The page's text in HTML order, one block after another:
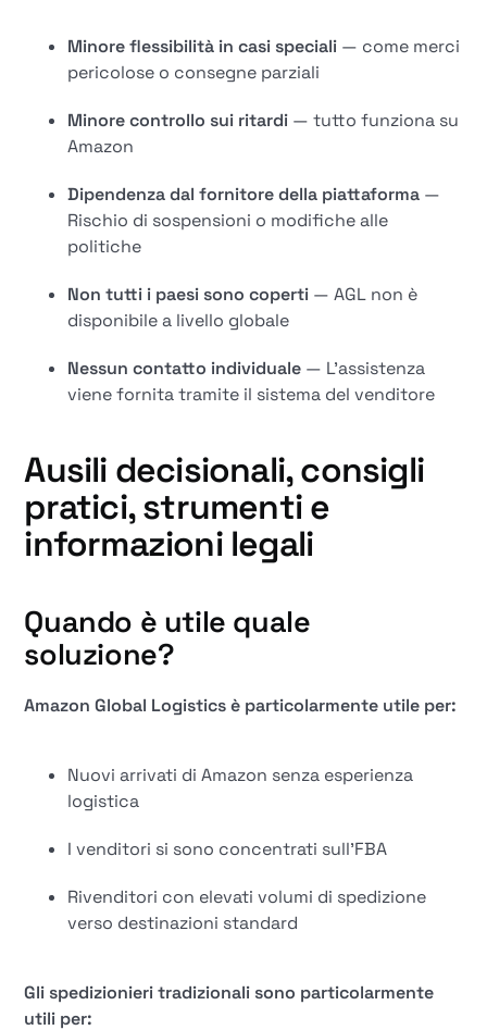
Minore flessibilità in casi speciali — come merci
pericolose o consegne parziali
Minore controllo sui ritardi — tutto funziona su
Amazon
Dipendenza dal fornitore della piattaforma —
Rischio di sospensioni o modifiche alle
politiche
Non tutti i paesi sono coperti — AGL non è
disponibile a livello globale
Nessun contatto individuale — L'assistenza
viene fornita tramite il sistema del venditore
Ausili decisionali, consigli
pratici, strumenti e
informazioni legali
Quando è utile quale
soluzione?
Amazon Global Logistics è particolarmente utile per:
Nuovi arrivati di Amazon senza esperienza
logistica
I venditori si sono concentrati sull'FBA
Rivenditori con elevati volumi di spedizione
verso destinazioni standard
Gli spedizionieri tradizionali sono particolarmente
utili per: